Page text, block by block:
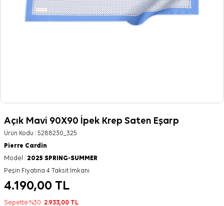
Açık Mavi 90X90 İpek Krep Saten Eşarp
Ürün Kodu : 5288230_325
Pierre Cardin
Model : 2025 SPRING-SUMMER
Peşin Fiyatına 4 Taksit İmkanı
4.190,00 TL
Sepette %30 2.933,00 TL